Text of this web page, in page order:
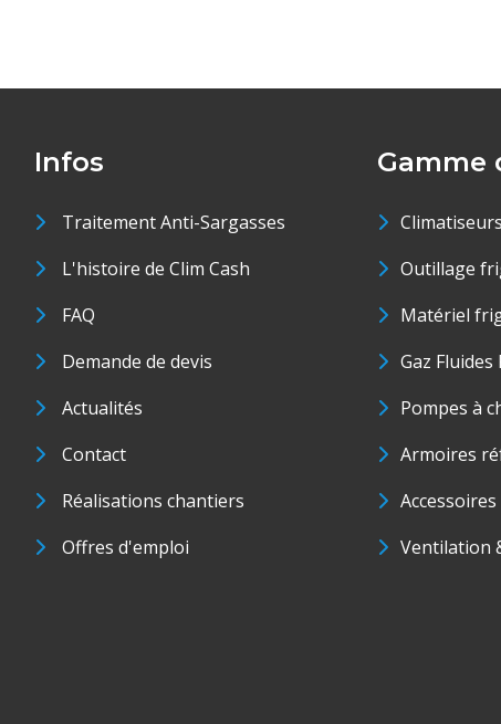
Infos
Traitement Anti-Sargasses
L'histoire de Clim Cash
FAQ
Demande de devis
Actualités
Contact
Réalisations chantiers
Offres d'emploi
Gamme
Climatiseurs
Outillage
Matériel
Gaz
Pompes à
Armoires
Ventilation